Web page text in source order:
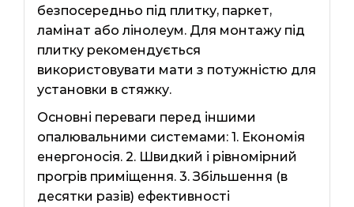
безпосередньо під плитку, паркет,
ламінат або лінолеум. Для монтажу під
плитку рекомендується
використовувати мати з потужністю для
установки в стяжку.
Основні переваги перед іншими
опалювальними системами: 1. Економія
енергоносія. 2. Швидкий і рівномірний
прогрів приміщення. 3. Збільшення (в
десятки разів) ефективності